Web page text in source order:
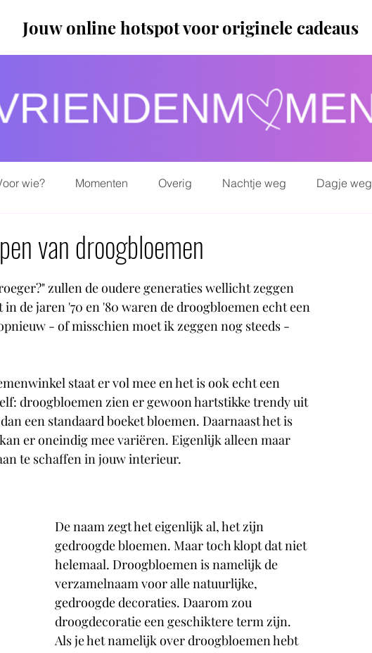
Jouw online hotspot voor originele cadeaus
wie? Momenten Overig Nachtje weg Dagje weg
van droogbloemen
zullen de oudere generaties wellicht zeggen
in de jaren '70 en '80 waren de droogbloemen echt een
- of misschien moet ik zeggen nog steeds -
staat er vol mee en het is ook echt een
droogbloemen zien er gewoon hartstikke trendy uit
een standaard boeket bloemen. Daarnaast het is
er oneindig mee variëren. Eigenlijk alleen maar
te schaffen in jouw interieur.
De naam zegt het eigenlijk al, het zijn
gedroogde bloemen. Maar toch klopt dat niet
helemaal. Droogbloemen is namelijk de
verzamelnaam voor alle natuurlijke,
gedroogde decoraties. Daarom zou
droogdecoratie een geschiktere term zijn.
Als je het namelijk over droogbloemen hebt